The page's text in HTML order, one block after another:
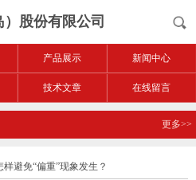
股份有限公司
产品展示 新闻中心
技术文章 在线留言
更多>>
避免“偏重”现象发生？